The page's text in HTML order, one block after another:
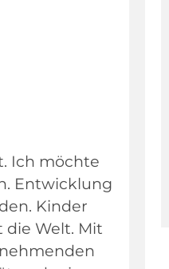
Ich möchte
Entwicklung
Kinder
die Welt. Mit